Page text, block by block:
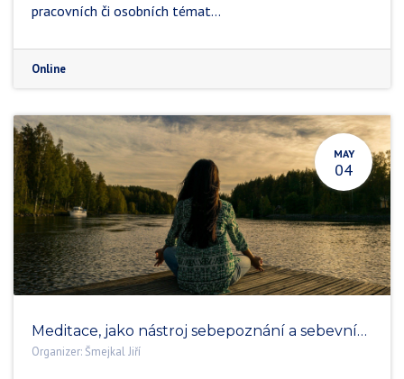
pracovních či osobních témat...
Online
MAY
04
Meditace, jako nástroj sebepoznání a sebevnímání v osobním a pracovním životě
Organizer: Šmejkal Jiří